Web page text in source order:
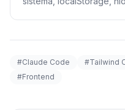
#Claude Code #Tailwind
#Frontend